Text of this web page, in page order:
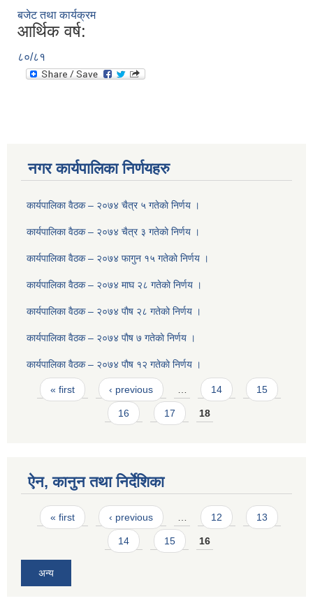
बजेट तथा कार्यक्रम
आर्थिक वर्ष:
८०/८१
नगर कार्यपालिका निर्णयहरु
कार्यपालिका वैठक – २०७४ चैत्र ५ गतेकाे निर्णय ।
कार्यपालिका वैठक – २०७४ चैत्र ३ गतेकाे निर्णय ।
कार्यपालिका वैठक – २०७४ फागुन १५ गतेकाे निर्णय ।
कार्यपालिका वैठक – २०७४ माघ २८ गतेकाे निर्णय ।
कार्यपालिका वैठक – २०७४ पाैष २८ गतेकाे निर्णय ।
कार्यपालिका वैठक – २०७४ पाैष ७ गतेकाे निर्णय ।
कार्यपालिका वैठक – २०७४ पाैष १२ गतेकाे निर्णय ।
Pages
« first ‹ previous … 14 15
16 17 18
ऐन, कानुन तथा निर्देशिका
Pages
« first ‹ previous 12 13
14 15 16
अन्य